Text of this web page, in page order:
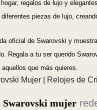
regalos de lujo y
piezas de lujo,
oficial de Swarovski y
Regala a tu ser querido
que más quieres.
Mujer | Relojes de
Swarovski mujer